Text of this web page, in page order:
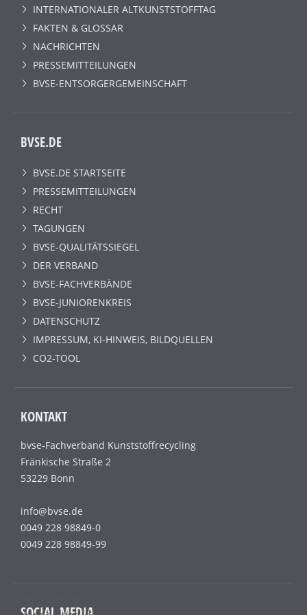
INTERNATIONALER ALTKUNSTSTOFFTAG
FAKTEN & GLOSSAR
NACHRICHTEN
PRESSEMITTEILUNGEN
BVSE-ENTSORGERGEMEINSCHAFT
BVSE.DE
BVSE.DE STARTSEITE
PRESSEMITTEILUNGEN
RECHT
TAGUNGEN
BVSE-QUALITÄTSSIEGEL
DER VERBAND
BVSE-FACHVERBÄNDE
BVSE-JUNIORENKREIS
DATENSCHUTZ
IMPRESSUM, KI-HINWEIS, BILDQUELLEN
CO2-TOOL
KONTAKT
bvse-Fachverband Kunststoffrecycling
Fränkische Straße 2
53229 Bonn
info@bvse.de
0049 228 98849-0
0049 228 98849-99